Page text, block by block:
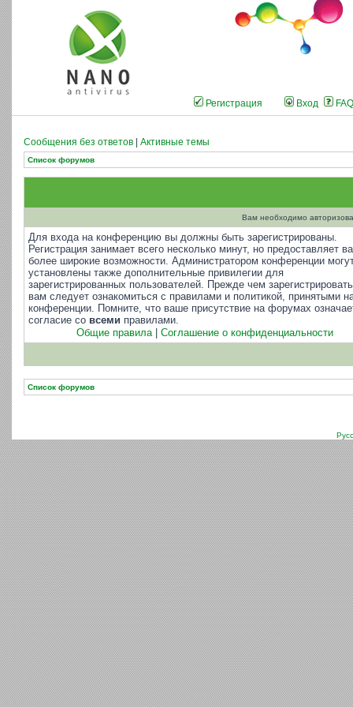
Регистрация Вход FAQ
Сообщения без ответов Активные темы
Список форумов
Вам необходимо
Для входа на конференцию вы должны быть зарегистрированы.
Регистрация занимает всего несколько минут, но предоставляет
более широкие возможности. Администратором конференции
установлены также дополнительные привилегии для
зарегистрированных пользователей. Прежде чем
вам следует ознакомиться с правилами и политикой, принятыми
конференции. Помните, что ваше присутствие на форумах
согласие со всеми правилами.
Общие правила| Соглашение о конфиденциальности
Список форумов